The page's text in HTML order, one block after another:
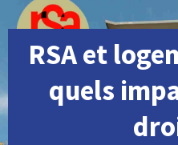
RSA et
quels